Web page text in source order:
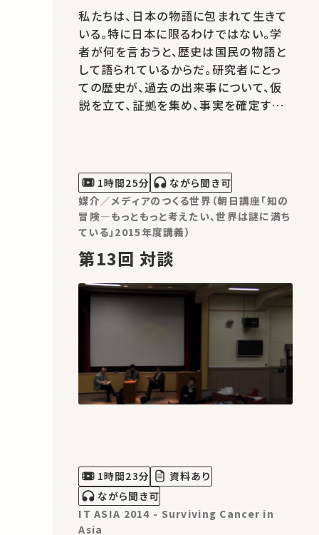
私たちは、日本の物語に包まれて生きて
いる。特に日本に限るわけではない。学
者が何を言おうと、歴史は国民の物語と
して語られているからだ。研究者にとっ
ての歴史が、過去の出来事について、仮
説を立て、証拠を集め、事実を確定する
ち」の物語の中でも、もっとも広く語られ
るのが、国民国家の立身出世にほかな…
1時間25分
ながら聞き可
媒介／メディアのつくる世界（朝日講座「知の
冒険―もっともっと考えたい、世界は謎に満ち
ている」2015年度講義）
第13回 対談
1時間23分
資料あり
ながら聞き可
IT ASIA 2014 - Surviving Cancer in
Asia